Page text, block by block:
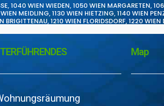
,1040 WIEN WIEDEN,1050 WIEN MARGARETEN,
MEIDLING,1130 WIEN HIETZING,1140 WIEN
BRIGITTENAU,1210 WIEN FLORIDSDORF,1220 WIEN
Map